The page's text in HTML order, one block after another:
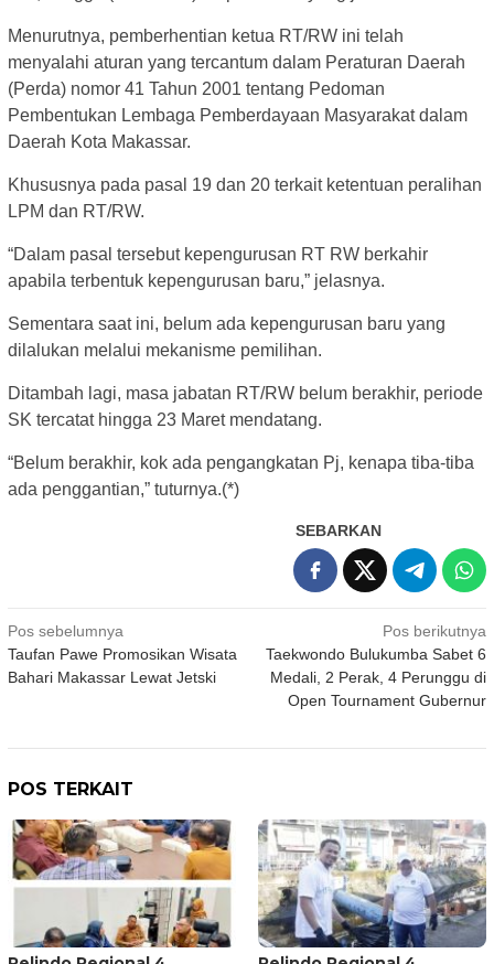
Menurutnya, pemberhentian ketua RT/RW ini telah
menyalahi aturan yang tercantum dalam Peraturan Daerah
(Perda) nomor 41 Tahun 2001 tentang Pedoman
Pembentukan Lembaga Pemberdayaan Masyarakat dalam
Daerah Kota Makassar.
Khususnya pada pasal 19 dan 20 terkait ketentuan peralihan
LPM dan RT/RW.
“Dalam pasal tersebut kepengurusan RT RW berkahir
apabila terbentuk kepengurusan baru,” jelasnya.
Sementara saat ini, belum ada kepengurusan baru yang
dilalukan melalui mekanisme pemilihan.
Ditambah lagi, masa jabatan RT/RW belum berakhir, periode
SK tercatat hingga 23 Maret mendatang.
“Belum berakhir, kok ada pengangkatan Pj, kenapa tiba-tiba
ada penggantian,” tuturnya.(*)
SEBARKAN
Navigasi
pos
Pos sebelumnya
Taufan Pawe Promosikan Wisata
Bahari Makassar Lewat Jetski
Pos berikutnya
Taekwondo Bulukumba Sabet 6
Medali, 2 Perak, 4 Perunggu di
Open Tournament Gubernur
POS TERKAIT